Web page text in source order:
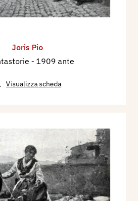
Joris Pio
- 1909 ante
Visualizza scheda